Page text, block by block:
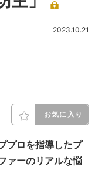
2023.10.21
お気に入り
プロを指導したプ
ァーのリアルな悩